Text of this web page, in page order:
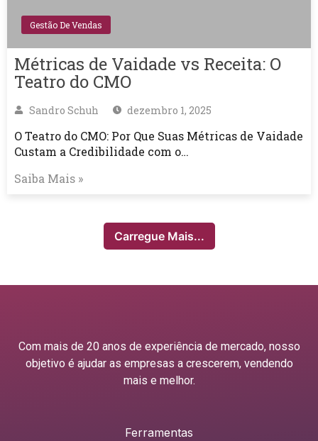
Gestão De Vendas
Métricas de Vaidade vs Receita: O
Teatro do CMO
Sandro Schuh dezembro 1, 2025
O Teatro do CMO: Por Que Suas Métricas de Vaidade
Custam a Credibilidade com o…
Saiba Mais »
Carregue Mais...
Com mais de 20 anos de experiência de mercado, nosso
objetivo é ajudar as empresas a crescerem, vendendo
mais e melhor.
Ferramentas